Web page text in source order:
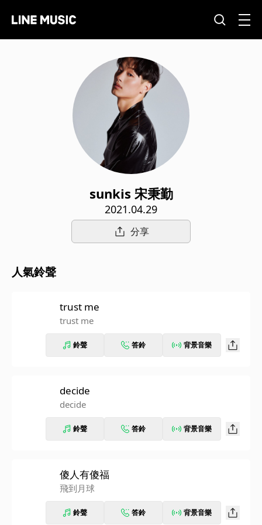
sunkis 宋秉勤
2021.04.29
分享
人氣鈴聲
trust me
trust me
鈴聲 答鈴 背景音樂
decide
decide
鈴聲 答鈴 背景音樂
傻人有傻福
飛到月球
鈴聲 答鈴 背景音樂